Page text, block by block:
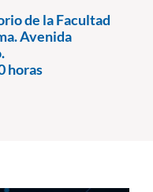
de la Facultad
Avenida
horas